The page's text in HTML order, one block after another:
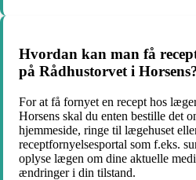
Hvordan kan man få
på Rådhustorvet i
For at få fornyet en recept hos
Horsens skal du enten bestille det
hjemmeside, ringe til lægehuset
receptfornyelsesportal som f.eks.
oplyse lægen om dine aktuelle
ændringer i din tilstand.